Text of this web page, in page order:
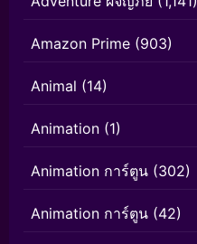
Amazon Prime (903)
Animal (14)
Animation (1)
Animation การ์ตูน (302)
Animation การ์ตูน (42)